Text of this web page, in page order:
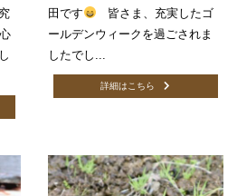
田です
皆さま、充実したゴ
ールデンウィークを過ごされま
したでし...
詳細はこちら